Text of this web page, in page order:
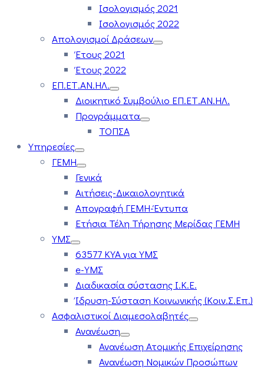
Ισολογισμός 2021
Ισολογισμός 2022
Απολογισμοί Δράσεων
Έτους 2021
Έτους 2022
ΕΠ.ΕΤ.ΑΝ.ΗΛ.
Διοικητικό Συμβούλιο ΕΠ.ΕΤ.ΑΝ.ΗΛ.
Προγράμματα
ΤΟΠΣΑ
Υπηρεσίες
ΓΕΜΗ
Γενικά
Αιτήσεις-Δικαιολογητικά
Απογραφή ΓΕΜΗ-Έντυπα
Ετήσια Τέλη Τήρησης Μερίδας ΓΕΜΗ
ΥΜΣ
63577 ΚΥΑ για ΥΜΣ
e-ΥΜΣ
Διαδικασία σύστασης Ι.Κ.Ε.
Ίδρυση-Σύσταση Κοινωνικής (Κοιν.Σ.Επ.)
Ασφαλιστικοί Διαμεσολαβητές
Ανανέωση
Ανανέωση Ατομικής Επιχείρησης
Ανανέωση Νομικών Προσώπων